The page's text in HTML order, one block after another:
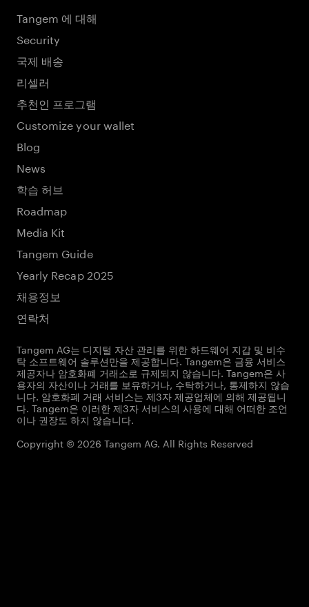
Tangem 에 대해
Security
국제 배송
리셀러
추천인 프로그램
Customize your wallet
Blog
News
학습 허브
Roadmap
Media Kit
Tangem Guide
Yearly Recap 2025
채용정보
연락처
Tangem AG는 디지털 자산 관리를 위한 하드웨어 지갑 및 비수
탁 소프트웨어 솔루션만을 제공합니다. Tangem은 금융 서비스
제공자나 암호화폐 거래소로 규제되지 않습니다. Tangem은 사
용자의 자산이나 거래를 보유하거나, 수탁하거나, 통제하지 않습
니다. 암호화폐 거래 서비스는 제3자 제공업체에 의해 제공됩니
다. Tangem은 이러한 제3자 서비스의 사용에 대해 어떠한 조언
이나 권장도 하지 않습니다.